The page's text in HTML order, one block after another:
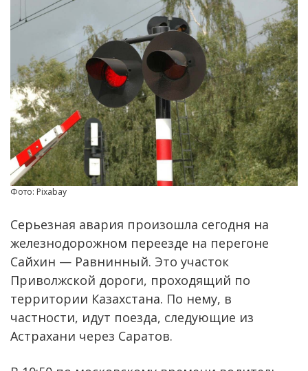
Фото: Pixabay
Серьезная авария произошла сегодня на
железнодорожном переезде на перегоне
Сайхин — Равнинный. Это участок
Приволжской дороги, проходящий по
территории Казахстана. По нему, в
частности, идут поезда, следующие из
Астрахани через Саратов.